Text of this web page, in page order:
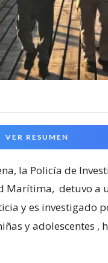
VER RESUMEN
la Policía de
Marítima, detuvo a
y es investigado
y adolescentes ,